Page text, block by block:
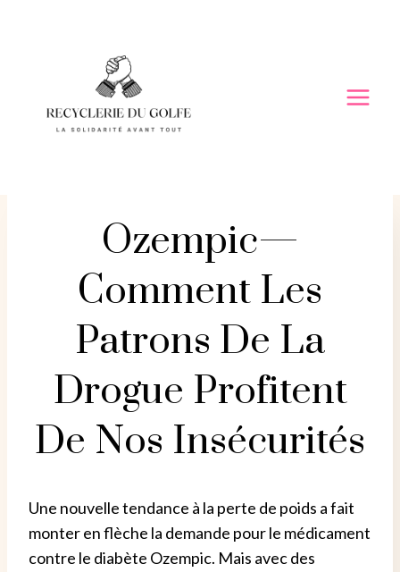
Ozempic—
Comment Les
Patrons De La
Drogue Profitent
De Nos Insécurités
Une nouvelle tendance à la perte de poids a fait
monter en flèche la demande pour le médicament
contre le diabète Ozempic. Mais avec des